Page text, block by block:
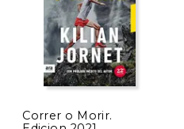
Correr o Morir.